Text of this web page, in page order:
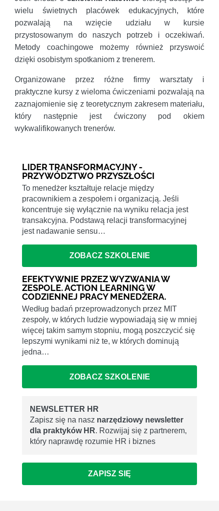
wielu świetnych placówek edukacyjnych, które
pozwalają na wzięcie udziału w kursie
przystosowanym do naszych potrzeb i oczekiwań.
Metody coachingowe możemy również przyswoić
dzięki osobistym spotkaniom z trenerem.
Organizowane przez różne firmy warsztaty i
praktyczne kursy z wieloma ćwiczeniami pozwalają na
zaznajomienie się z teoretycznym zakresem materiału,
który następnie jest ćwiczony pod okiem
wykwalifikowanych trenerów.
LIDER TRANSFORMACYJNY -
PRZYWÓDZTWO PRZYSZŁOŚCI
To menedżer kształtuje relacje między
pracownikiem a zespołem i organizacją. Jeśli
koncentruje się wyłącznie na wyniku relacja jest
transakcyjna. Podstawą relacji transformacyjnej
jest nadawanie sensu…
ZOBACZ SZKOLENIE
EFEKTYWNIE PRZEZ WYZWANIA W
ZESPOLE. ACTION LEARNING W
CODZIENNEJ PRACY MENEDŻERA.
Według badań przeprowadzonych przez MIT
zespoły, w których ludzie wypowiadają się w mniej
więcej takim samym stopniu, mogą poszczycić się
lepszymi wynikami niż te, w których dominują
jedna…
ZOBACZ SZKOLENIE
NEWSLETTER HR
Zapisz się na nasz narzędziowy newsletter
dla praktyków HR. Rozwijaj się z partnerem,
który naprawdę rozumie HR i biznes
ZAPISZ SIĘ